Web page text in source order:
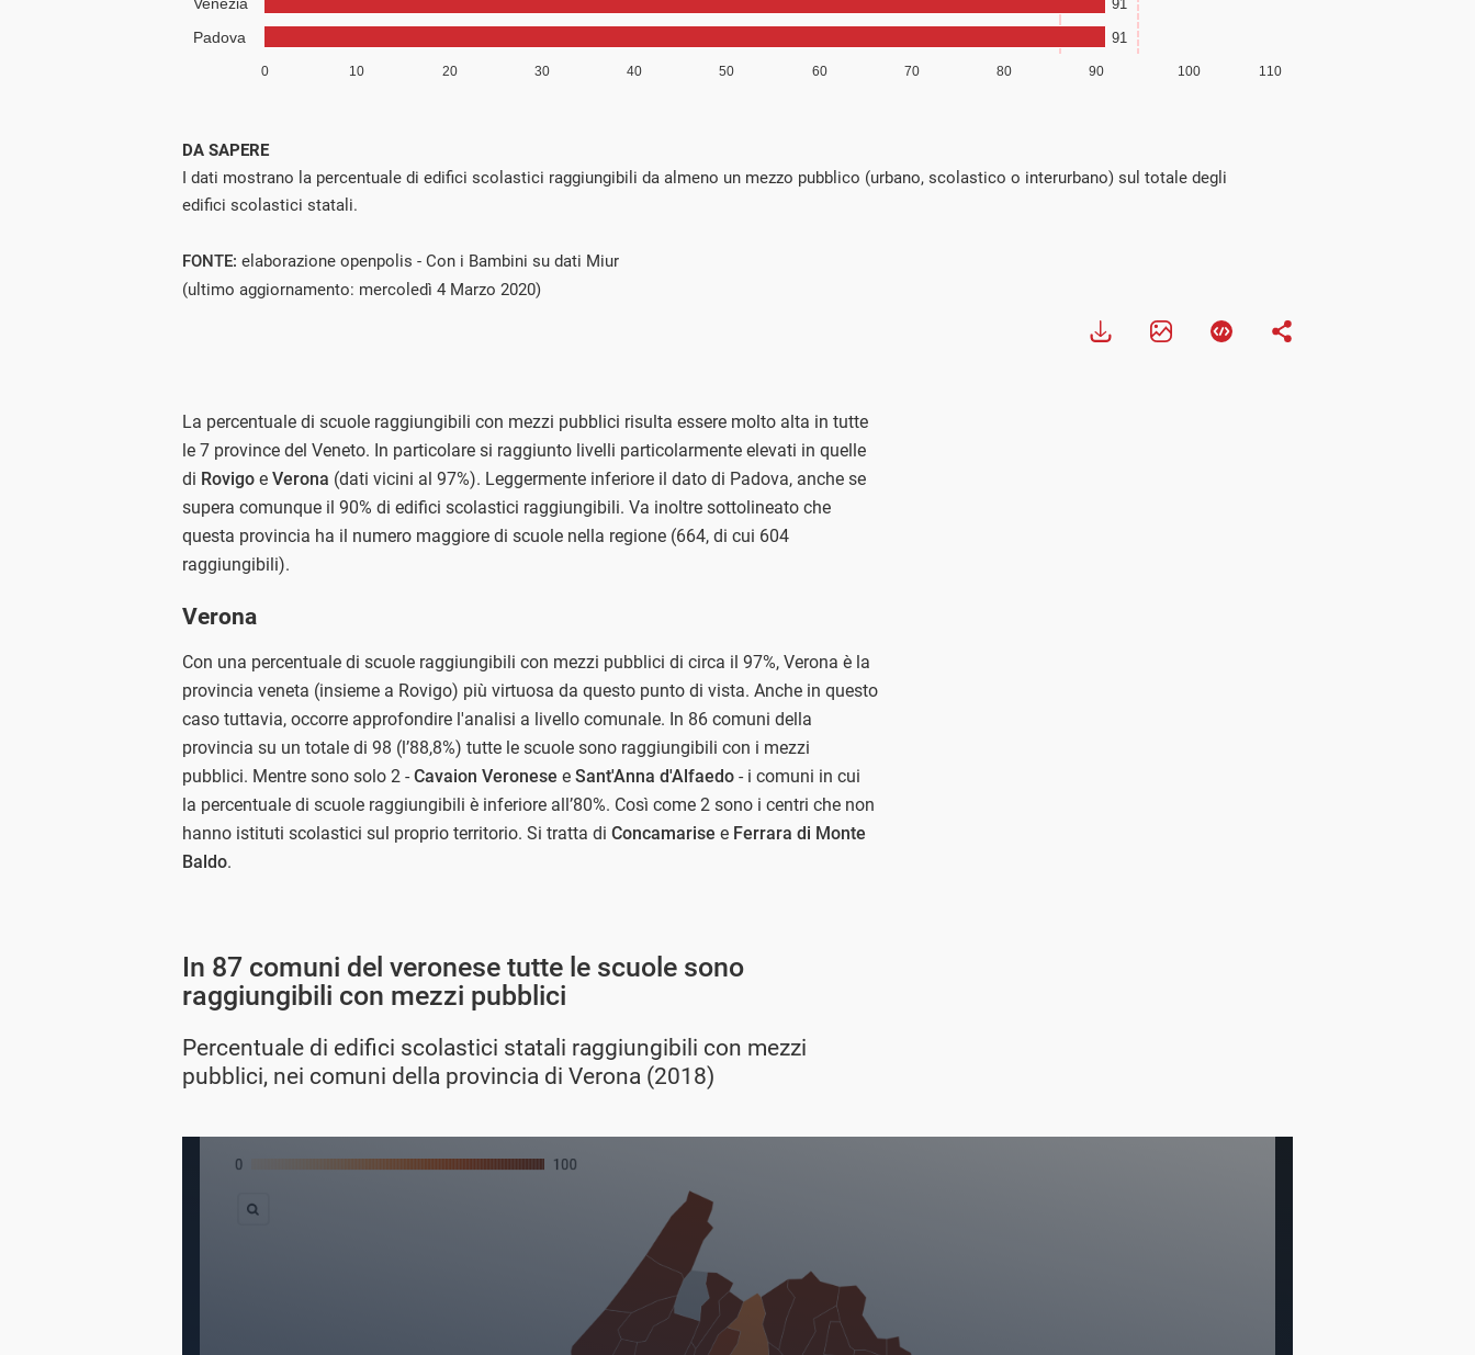
DA SAPERE
I dati mostrano la percentuale di edifici scolastici raggiungibili da almeno un mezzo pubblico (urbano, scolastico o interurbano) sul totale degli
edifici scolastici statali.
FONTE: elaborazione openpolis - Con i Bambini su dati Miur
(ultimo aggiornamento: mercoledì 4 Marzo 2020)
La percentuale di scuole raggiungibili con mezzi pubblici risulta essere molto alta in tutte
le 7 province del Veneto. In particolare si raggiunto livelli particolarmente elevati in quelle
di Rovigo e Verona (dati vicini al 97%). Leggermente inferiore il dato di Padova, anche se
supera comunque il 90% di edifici scolastici raggiungibili. Va inoltre sottolineato che
questa provincia ha il numero maggiore di scuole nella regione (664, di cui 604
raggiungibili).
Verona
Con una percentuale di scuole raggiungibili con mezzi pubblici di circa il 97%, Verona è la
provincia veneta (insieme a Rovigo) più virtuosa da questo punto di vista. Anche in questo
caso tuttavia, occorre approfondire l'analisi a livello comunale. In 86 comuni della
provincia su un totale di 98 (l’88,8%) tutte le scuole sono raggiungibili con i mezzi
pubblici. Mentre sono solo 2 - Cavaion Veronese e Sant'Anna d'Alfaedo - i comuni in cui
la percentuale di scuole raggiungibili è inferiore all’80%. Così come 2 sono i centri che non
hanno istituti scolastici sul proprio territorio. Si tratta di Concamarise e Ferrara di Monte
Baldo.
In 87 comuni del veronese tutte le scuole sono
raggiungibili con mezzi pubblici
Percentuale di edifici scolastici statali raggiungibili con mezzi
pubblici, nei comuni della provincia di Verona (2018)